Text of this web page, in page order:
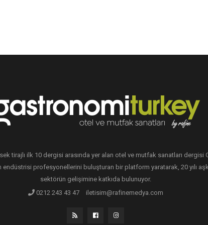
tirajlı ilk 10 dergisi arasında yer alan otel ve mutfak sanatları dergisi
endüstrisi profesyonellerini buluşturan bir platform yaratarak, 20 yılı
sektörün gelişimine katkıda bulunuyor.
0212 243 43 47
iletisim@rafinemedya.com